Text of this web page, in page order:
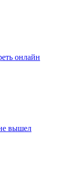
онлайн
вышел